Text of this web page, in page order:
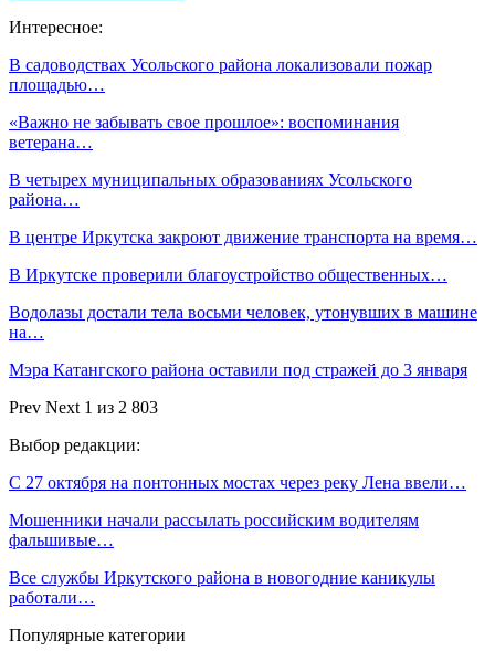
Интересное:
В садоводствах Усольского района локализовали пожар
площадью…
«Важно не забывать свое прошлое»: воспоминания
ветерана…
В четырех муниципальных образованиях Усольского
района…
В центре Иркутска закроют движение транспорта на время…
В Иркутске проверили благоустройство общественных…
Водолазы достали тела восьми человек, утонувших в машине
на…
Мэра Катангского района оставили под стражей до 3 января
Prev Next 1 из 2 803
Выбор редакции:
С 27 октября на понтонных мостах через реку Лена ввели…
Мошенники начали рассылать российским водителям
фальшивые…
Все службы Иркутского района в новогодние каникулы
работали…
Популярные категории